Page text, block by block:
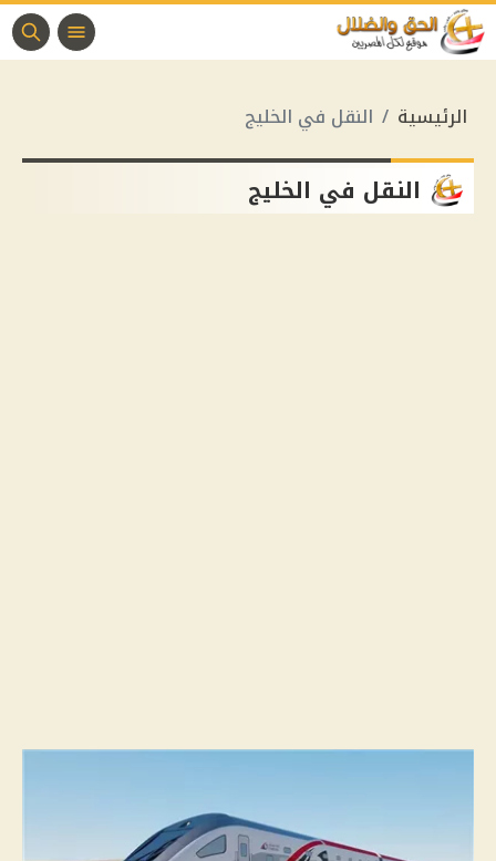
الرئيسية النقل في الخليج
النقل في الخليج